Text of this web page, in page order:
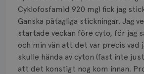
Cyklofosfamid 920 mg) fick jag
Ganska påtagliga stickningar. Jag
startade veckan före cyto, för jag
och min vän att det var precis vad
skulle hända av cyton (fast inte
att det konstigt nog kom innan.
Knöl
Läkemedel
Typ av bröstcancer